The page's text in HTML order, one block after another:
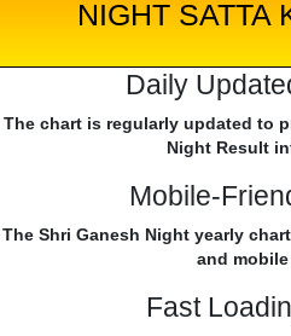
NIGHT SATTA
Daily
The chart is regularly updated to
Night Result
Mobile-
The Shri Ganesh Night yearly
and
Fast